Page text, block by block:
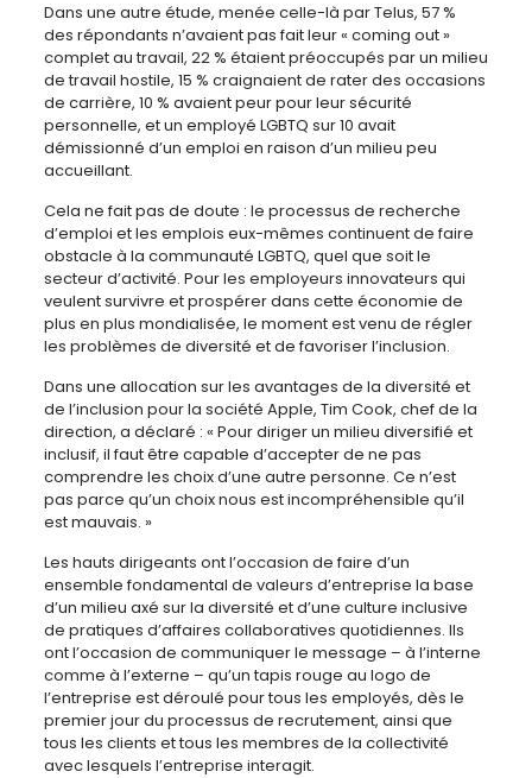
Dans une autre étude, menée celle-là par Telus, 57 %
des répondants n’avaient pas fait leur « coming out »
complet au travail, 22 % étaient préoccupés par un milieu
de travail hostile, 15 % craignaient de rater des occasions
de carrière, 10 % avaient peur pour leur sécurité
personnelle, et un employé LGBTQ sur 10 avait
démissionné d’un emploi en raison d’un milieu peu
accueillant.
Cela ne fait pas de doute : le processus de recherche
d’emploi et les emplois eux-mêmes continuent de faire
obstacle à la communauté LGBTQ, quel que soit le
secteur d’activité. Pour les employeurs innovateurs qui
veulent survivre et prospérer dans cette économie de
plus en plus mondialisée, le moment est venu de régler
les problèmes de diversité et de favoriser l’inclusion.
Dans une allocation sur les avantages de la diversité et
de l’inclusion pour la société Apple, Tim Cook, chef de la
direction, a déclaré : « Pour diriger un milieu diversifié et
inclusif, il faut être capable d’accepter de ne pas
comprendre les choix d’une autre personne. Ce n’est
pas parce qu’un choix nous est incompréhensible qu’il
est mauvais. »
Les hauts dirigeants ont l’occasion de faire d’un
ensemble fondamental de valeurs d’entreprise la base
d’un milieu axé sur la diversité et d’une culture inclusive
de pratiques d’affaires collaboratives quotidiennes. Ils
ont l’occasion de communiquer le message – à l’interne
comme à l’externe – qu’un tapis rouge au logo de
l’entreprise est déroulé pour tous les employés, dès le
premier jour du processus de recrutement, ainsi que
tous les clients et tous les membres de la collectivité
avec lesquels l’entreprise interagit.